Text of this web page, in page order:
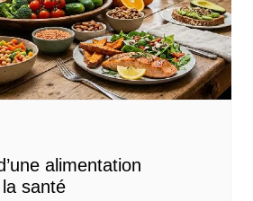
alimentation
santé